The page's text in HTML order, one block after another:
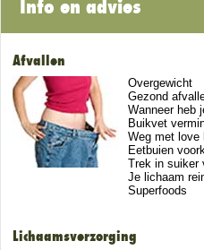
Info en advies
Afvallen
Overgewicht
Gezond
Wanneer heb
Buikvet
Weg met love
Eetbuien
Trek in suiker
Je lichaam
Superfoods
Lichaamsverzorging